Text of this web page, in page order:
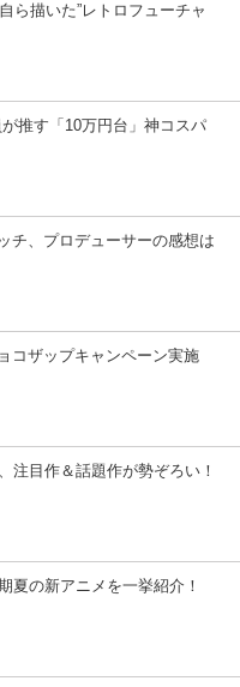
ら描いた”レトロフューチャ
が推す「10万円台」神コスパ
チ、プロデューサーの感想は
コザップキャンペーン実施
注目作＆話題作が勢ぞろい！
夏の新アニメを一挙紹介！